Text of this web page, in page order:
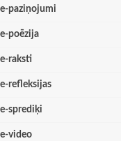
e-paziņojumi
e-poēzija
e-raksti
e-refleksijas
e-sprediķi
e-video